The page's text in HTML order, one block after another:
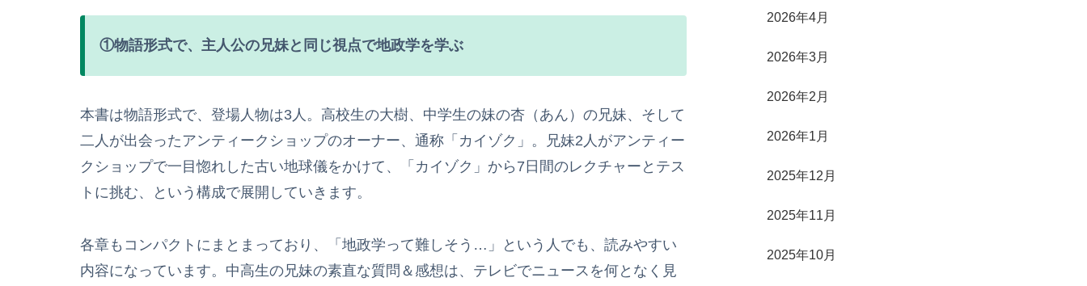
①物語形式で、主人公の兄妹と同じ視点で地政学を学ぶ
本書は物語形式で、登場人物は3人。高校生の大樹、中学生の妹の杏（あん）の兄妹、そして
二人が出会ったアンティークショップのオーナー、通称「カイゾク」。兄妹2人がアンティー
クショップで一目惚れした古い地球儀をかけて、「カイゾク」から7日間のレクチャーとテス
トに挑む、という構成で展開していきます。
各章もコンパクトにまとまっており、「地政学って難しそう…」という人でも、読みやすい
内容になっています。中高生の兄妹の素直な質問＆感想は、テレビでニュースを何となく見
2026年4月
2026年3月
2026年2月
2026年1月
2025年12月
2025年11月
2025年10月